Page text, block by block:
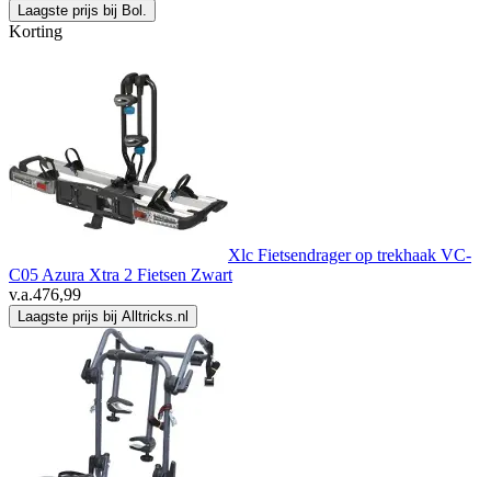
Laagste prijs bij Bol.
Korting
Xlc Fietsendrager op trekhaak VC-
C05 Azura Xtra 2 Fietsen Zwart
v.a.476,99
Laagste prijs bij Alltricks.nl